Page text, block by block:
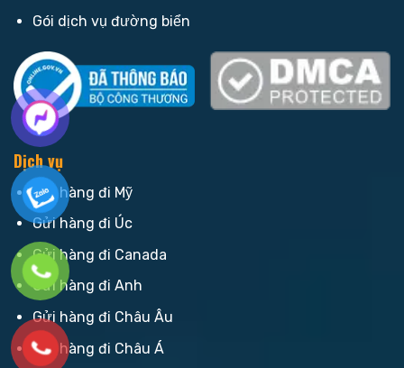
Gói dịch vụ đường biển
Dịch vụ
Gửi hàng đi Mỹ
Gửi hàng đi Úc
Gửi hàng đi Canada
Gửi hàng đi Anh
Gửi hàng đi Châu Âu
Gửi hàng đi Châu Á